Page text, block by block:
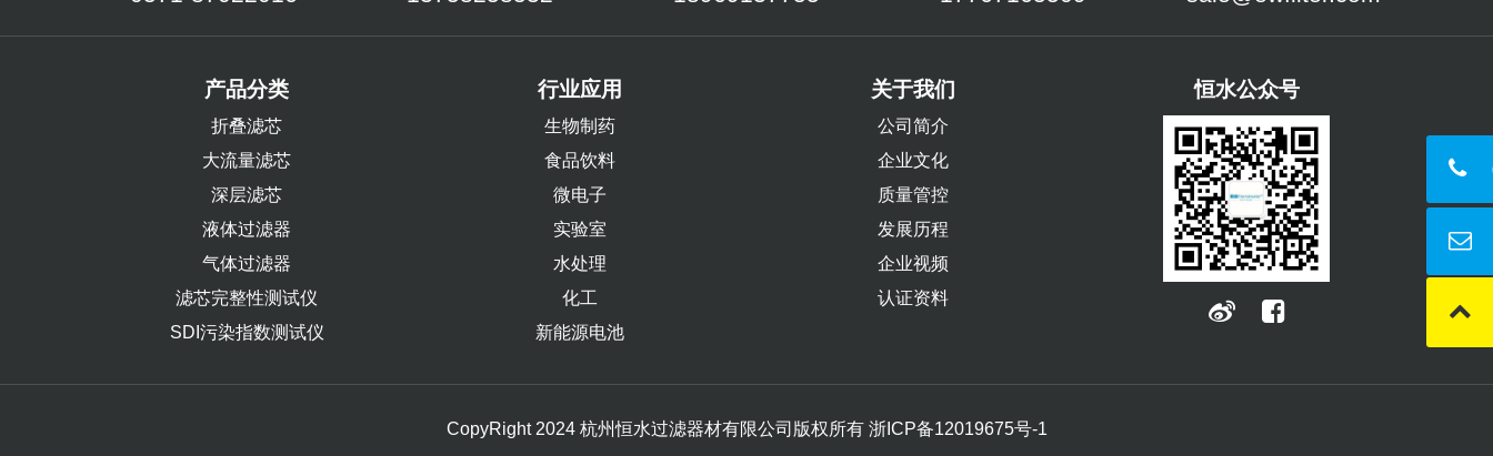
产品分类
折叠滤芯
大流量滤芯
深层滤芯
液体过滤器
气体过滤器
滤芯完整性测试仪
SDI污染指数测试仪
行业应用
生物制药
食品饮料
微电子
实验室
水处理
化工
新能源电池
关于我们
公司简介
企业文化
质量管控
发展历程
企业视频
认证资料
恒水公众号
CopyRight 2024 杭州恒水过滤器材有限公司版权所有 浙ICP备12019675号-1